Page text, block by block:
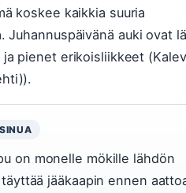
koskee kaikkia suuria
Juhannuspäivänä auki ovat
pienet erikoisliikkeet
on monelle mökille lähdön
jääkaapin ennen